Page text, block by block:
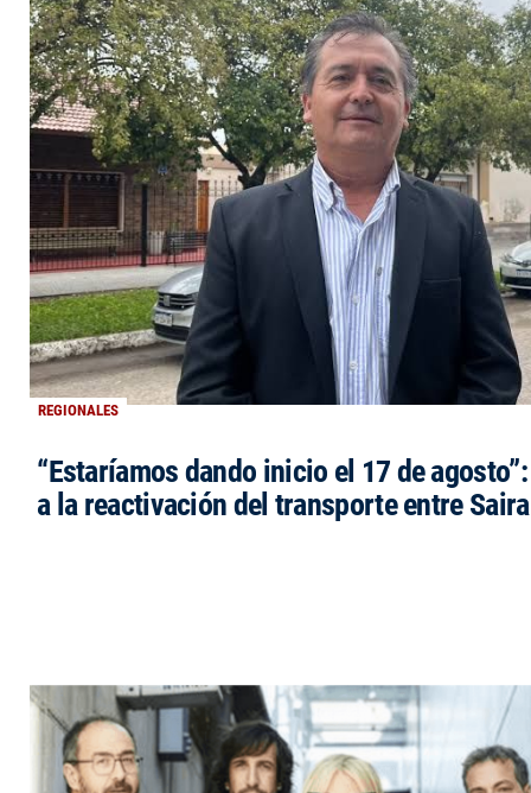
REGIONALES
“Estaríamos dando inicio el 17 de
a la reactivación del transporte entre